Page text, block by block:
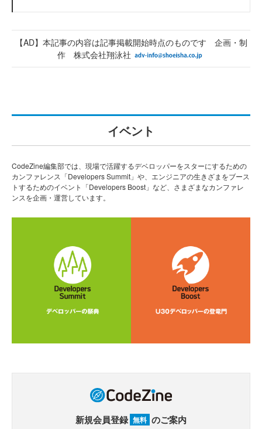
【AD】本記事の内容は記事掲載開始時点のものです 企画・制
作 株式会社翔泳社
イベント
CodeZine編集部では、現場で活躍するデベロッパーをスターにするための
カンファレンス「Developers Summit」や、エンジニアの生きざまをブース
トするためのイベント「Developers Boost」など、さまざまなカンファレ
ンスを企画・運営しています。
新規会員登録 無料 のご案内